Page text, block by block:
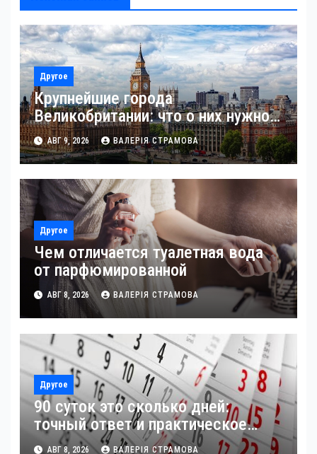
Другое
Крупнейшие города
Великобритании: что о них нужно
знать
АВГ 9, 2026 ВАЛЕРІЯ СТРАМОВА
Другое
Чем отличается туалетная вода
от парфюмированной
АВГ 8, 2026 ВАЛЕРІЯ СТРАМОВА
Другое
90 суток это сколько дней:
точный ответ и практическое
применение
АВГ 8, 2026 ВАЛЕРІЯ СТРАМОВА